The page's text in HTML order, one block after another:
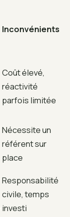
Inconvénients
Coût élevé,
réactivité
parfois limitée
Nécessite un
référent sur
place
Responsabilité
civile, temps
investi